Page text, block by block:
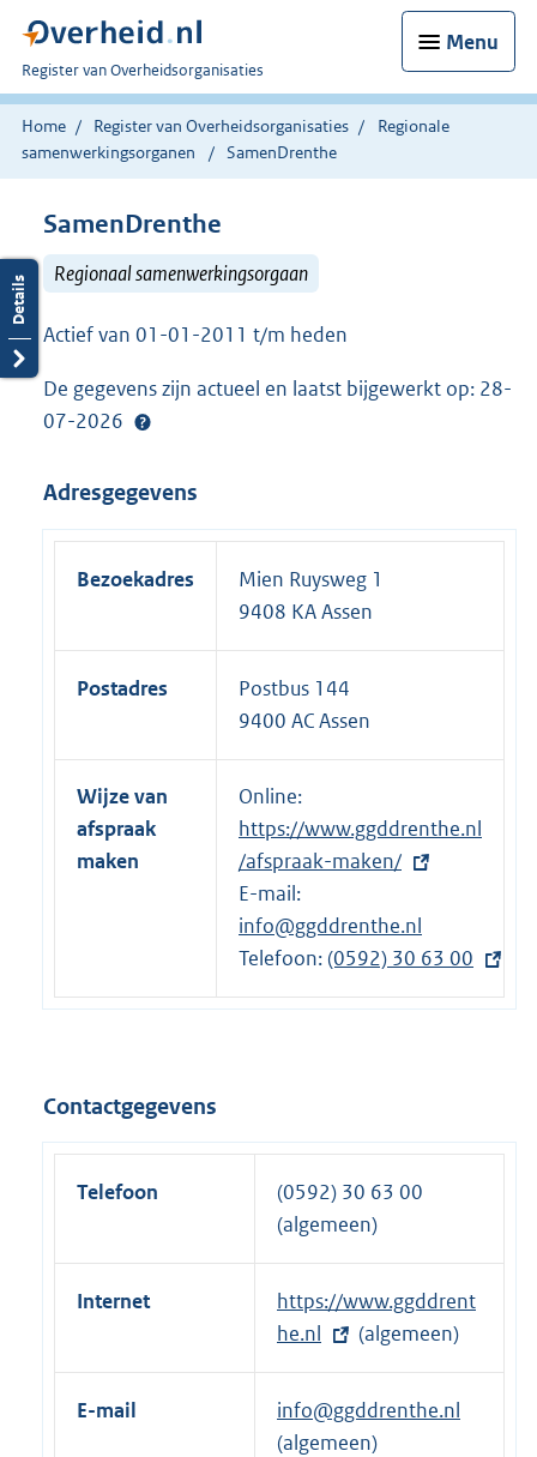
Menu
U
bent
nu
hier:
Register van Overheidsorganisaties
Home Register van Overheidsorganisaties
Regionale
samenwerkingsorganen
SamenDrenthe
SamenDrenthe
Regionaal samenwerkingsorgaan
Actief van 01-01-2011 t/m heden
De gegevens zijn actueel en laatst bijgewerkt op: 28-
07-2026
Adresgegevens
Bezoekadres
Mien Ruysweg 1
9408 KA Assen
Postadres
Postbus 144
9400 AC Assen
Wijze van
afspraak
maken
Online:
x
t
r
n
e
:
https://www.ggddrenthe.nl
/afspraak-maken/
E-mail:
info@ggddrenthe.nl
Telefoon:E
x
e
l
i
:
(0592) 30 63 00
Contactgegevens
Telefoon
(0592) 30 63 00
(algemeen)
Internet
E
x
t
e
r
https://www.ggddrent
he.nl
(algemeen)
E-mail
info@ggddrenthe.nl
(algemeen)